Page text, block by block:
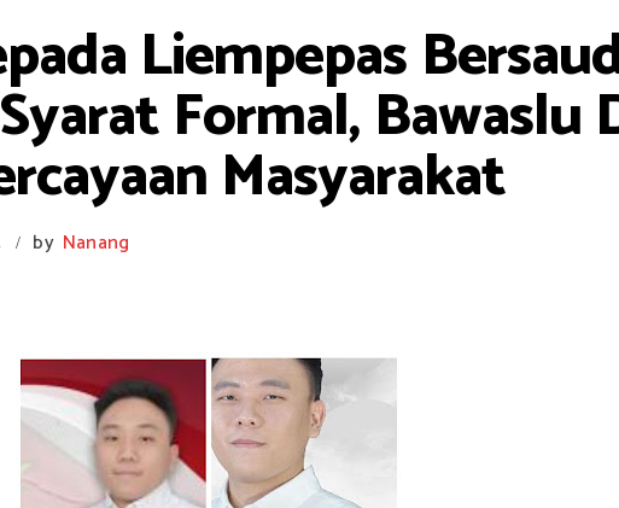
Liempepas
Formal, Bawaslu
Masyarakat
/ by Nanang